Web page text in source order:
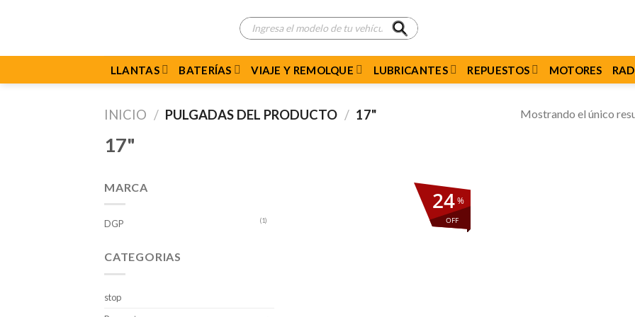
Búsqueda
de
productos
LLANTAS BATERÍAS VIAJE Y REMOLQUE LUBRICANTES REPUESTOS MOTORES
INICIO / PULGADAS DEL PRODUCTO / 17" Mostrando el único
17"
MARCA
DGP (1)
CATEGORIAS
stop
%
OFF
24